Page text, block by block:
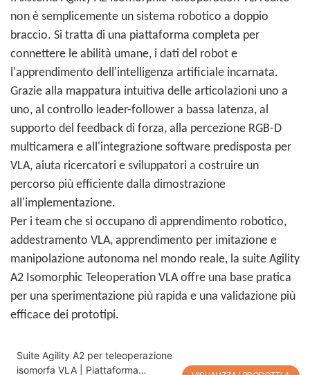
non è semplicemente un sistema robotico a doppio
braccio. Si tratta di una piattaforma completa per
connettere le abilità umane, i dati del robot e
l'apprendimento dell'intelligenza artificiale incarnata.
Grazie alla mappatura intuitiva delle articolazioni uno a
uno, al controllo leader-follower a bassa latenza, al
supporto del feedback di forza, alla percezione RGB-D
multicamera e all'integrazione software predisposta per
VLA, aiuta ricercatori e sviluppatori a costruire un
percorso più efficiente dalla dimostrazione
all'implementazione.
Per i team che si occupano di apprendimento robotico,
addestramento VLA, apprendimento per imitazione e
manipolazione autonoma nel mondo reale, la suite Agility
A2 Isomorphic Teleoperation VLA offre una base pratica
per una sperimentazione più rapida e una validazione più
efficace dei prototipi.
Suite Agility A2 per teleoperazione
isomorfa VLA | Piattaforma